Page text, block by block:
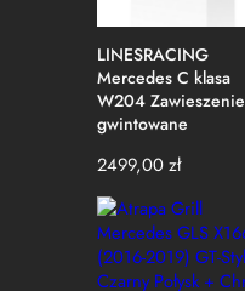
LINESRACING
Mercedes C klasa
W204 Zawieszenie
gwintowane
2499,00zł